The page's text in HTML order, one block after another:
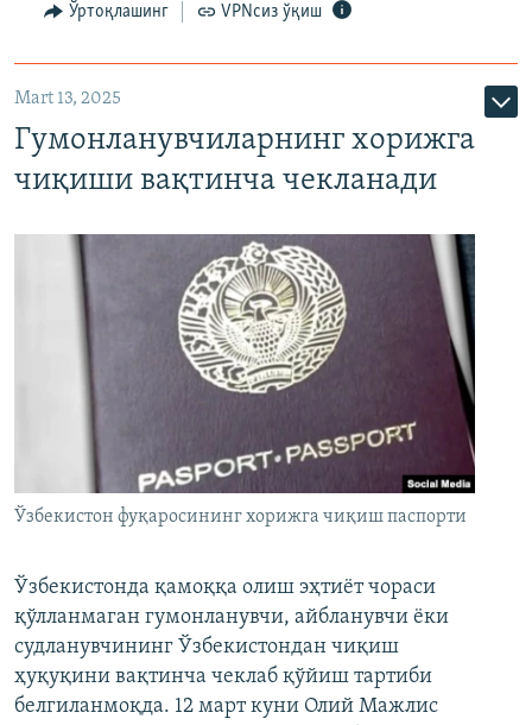
Ўртоқлашинг VPNсиз ўқиш
Mart 13, 2025
Гумонланувчиларнинг хорижга
чиқиши вақтинча чекланади
Ўзбекистон фуқаросининг хорижга чиқиш паспорти
Ўзбекистонда қамоққа олиш эҳтиёт чораси
қўлланмаган гумонланувчи, айбланувчи ёки
судланувчининг Ўзбекистондан чиқиш
ҳуқуқини вақтинча чеклаб қўйиш тартиби
белгиланмоқда. 12 март куни Олий Мажлис